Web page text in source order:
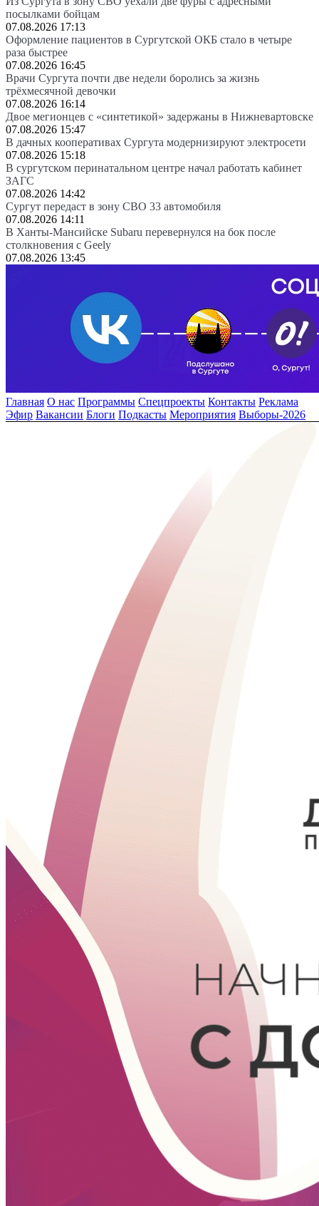
посылками бойцам
07.08.2026 17:13
Оформление пациентов в Сургутской ОКБ стало в четыре
раза быстрее
07.08.2026 16:45
Врачи Сургута почти две недели боролись за жизнь
трёхмесячной девочки
07.08.2026 16:14
Двое мегионцев с «синтетикой» задержаны в Нижневартовске
07.08.2026 15:47
В дачных кооперативах Сургута модернизируют электросети
07.08.2026 15:18
В сургутском перинатальном центре начал работать кабинет
ЗАГС
07.08.2026 14:42
Сургут передаст в зону СВО 33 автомобиля
07.08.2026 14:11
В Ханты-Мансийске Subaru перевернулся на бок после
столкновения с Geely
07.08.2026 13:45
Главная О нас Программы Спецпроекты Контакты Реклама
Эфир Вакансии Блоги Подкасты Мероприятия Выборы-2026